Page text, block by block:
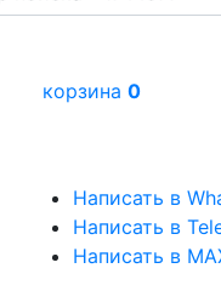
корзина 0
Написать в
Написать в
Написать в